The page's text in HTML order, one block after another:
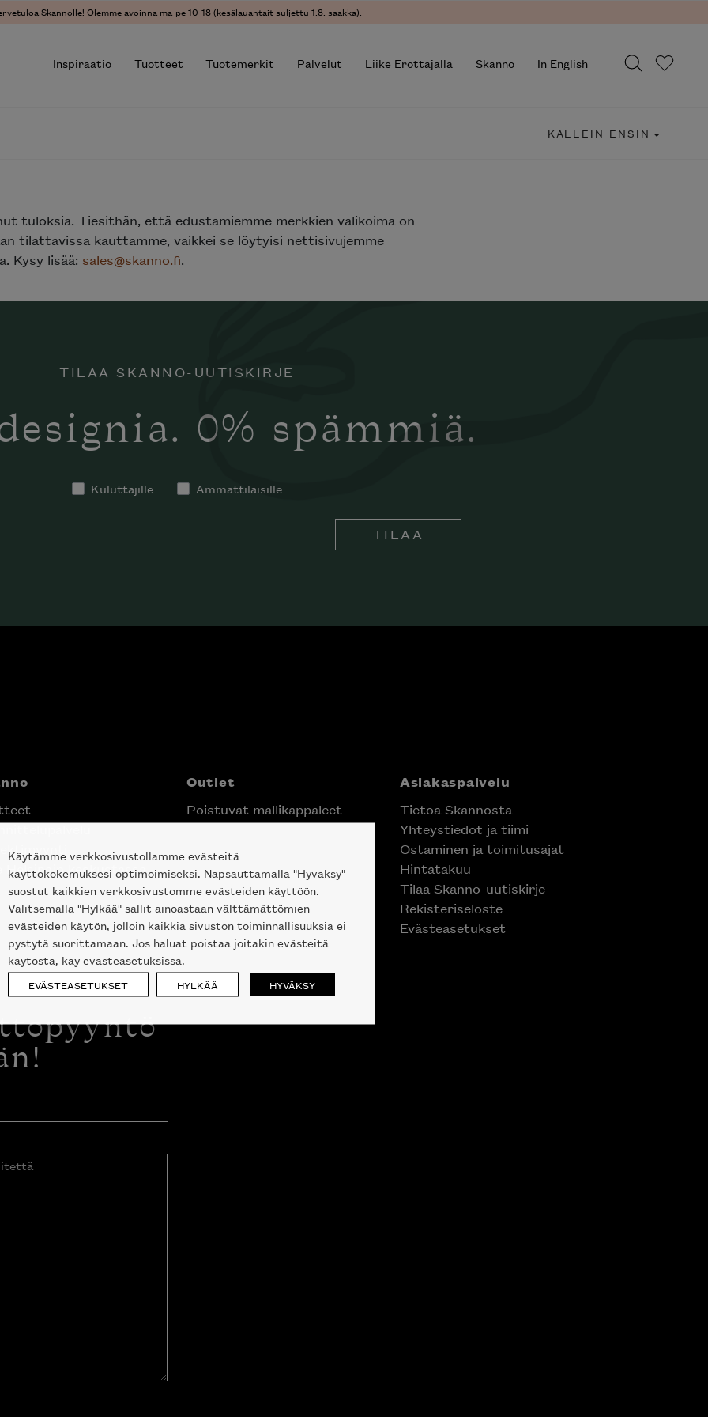
Skannolle! Olemme avoinna ma-pe 10-18 (kesälauantait suljettu 1.8. saakka).
Inspiraatio Tuotteet Tuotemerkit Palvelut Liike Erottajalla Skanno In English
KALLEIN ENSIN
tuloksia. Tiesithän, että edustamiemme merkkien valikoima on
tilattavissa kauttamme, vaikkei se löytyisi nettisivujemme
Kysy lisää: sales@skanno.fi.
TILAA SKANNO-UUTISKIRJE
0% spämmiä.
Kuluttajille Ammattilaisille
TILAA
Helsingin keskustassa
Outlet
Poistuvat mallikappaleet
Asiakaspalvelu
Tietoa Skannosta
Yhteystiedot ja tiimi
Ostaminen ja toimitusajat
Hintatakuu
Tilaa Skanno-uutiskirje
Rekisteriseloste
Evästeasetukset
Käytämme verkkosivustollamme evästeitä
käyttökokemuksesi optimoimiseksi. Napsauttamalla "Hyväksy"
suostut kaikkien verkkosivustomme evästeiden käyttöön.
Valitsemalla "Hylkää" sallit ainoastaan välttämättömien
evästeiden käytön, jolloin kaikkia sivuston toiminnallisuuksia ei
pystytä suorittamaan. Jos haluat poistaa joitakin evästeitä
käytöstä, käy evästeasetuksissa.
EVÄSTEASETUKSET HYLKÄÄ HYVÄKSY